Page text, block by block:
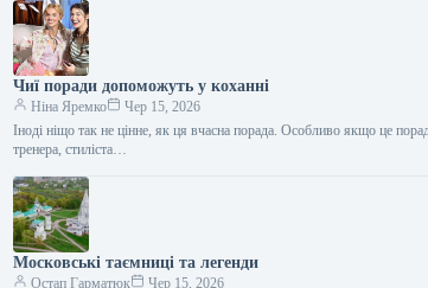
Чиї поради допоможуть у коханні
Ніна Яремко
Чер 15, 2026
Іноді ніщо так не цінне, як ця вчасна порада. Особливо якщо це
тренера, стиліста…
Московські таємниці та легенди
Остап Гарматюк Чер 15, 2026